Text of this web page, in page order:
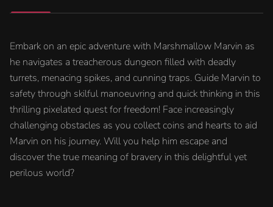
Embark on an epic adventure with Marshmallow Marvin as
he navigates a treacherous dungeon filled with deadly
turrets, menacing spikes, and cunning traps. Guide Marvin to
safety through skilful manoeuvring and quick thinking in this
thrilling pixelated quest for freedom! Face increasingly
challenging obstacles as you collect coins and hearts to aid
Marvin on his journey. Will you help him escape and
discover the true meaning of bravery in this delightful yet
perilous world?